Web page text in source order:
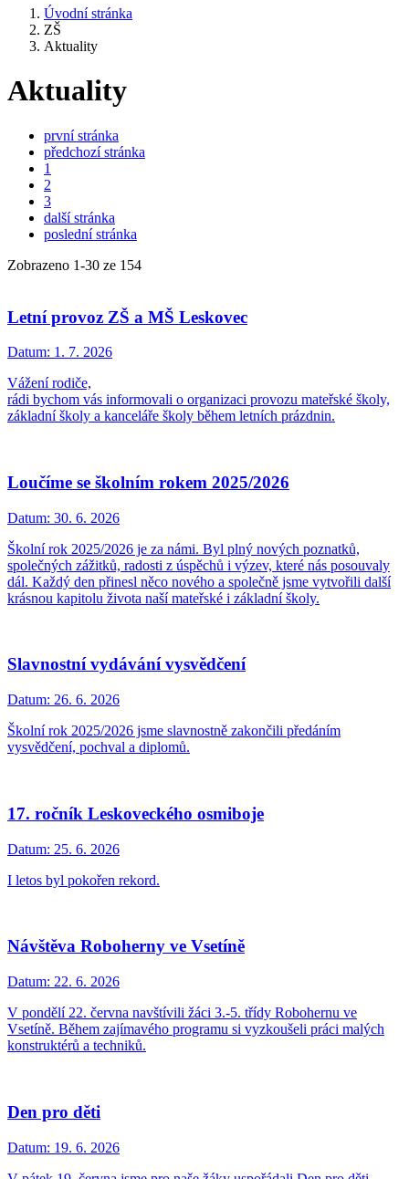
Úvodní stránka
ZŠ
Aktuality
Aktuality
první stránka
předchozí stránka
1
2
3
další stránka
poslední stránka
Zobrazeno 1-30 ze 154
Letní provoz ZŠ a MŠ Leskovec
Datum: 1. 7. 2026
Vážení rodiče,
rádi bychom vás informovali o organizaci provozu mateřské školy,
základní školy a kanceláře školy během letních prázdnin.
Loučíme se školním rokem 2025/2026
Datum: 30. 6. 2026
Školní rok 2025/2026 je za námi. Byl plný nových poznatků,
společných zážitků, radosti z úspěchů i výzev, které nás posouvaly
dál. Každý den přinesl něco nového a společně jsme vytvořili další
krásnou kapitolu života naší mateřské i základní školy.
Slavnostní vydávání vysvědčení
Datum: 26. 6. 2026
Školní rok 2025/2026 jsme slavnostně zakončili předáním
vysvědčení, pochval a diplomů.
17. ročník Leskoveckého osmiboje
Datum: 25. 6. 2026
I letos byl pokořen rekord.
Návštěva Roboherny ve Vsetíně
Datum: 22. 6. 2026
V pondělí 22. června navštívili žáci 3.-5. třídy Robohernu ve
Vsetíně. Během zajímavého programu si vyzkoušeli práci malých
konstruktérů a techniků.
Den pro děti
Datum: 19. 6. 2026